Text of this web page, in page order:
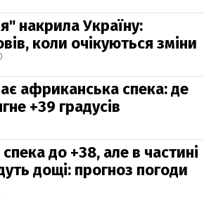
накрила Україну:
коли очікуються зміни
африканська спека: де
+39 градусів
до +38, але в частині
дощі: прогноз погоди